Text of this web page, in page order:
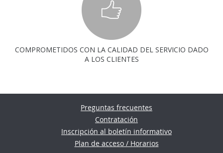
COMPROMETIDOS CON LA CALIDAD DEL SERVICIO DADO
A LOS CLIENTES
Preguntas frecuentes
Contratación
Inscripción al boletín informativo
Plan de acceso / Horarios